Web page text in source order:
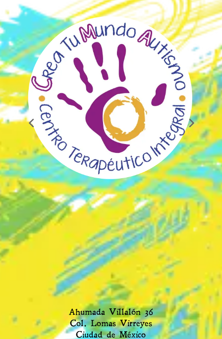
Ahumada Villalón 36
Col. Lomas Virreyes
Ciudad de México